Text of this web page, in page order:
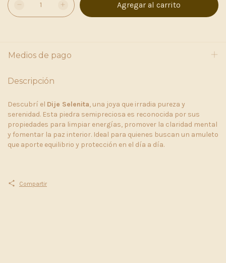
Medios de pago
Descripción
Descubrí el Dije Selenita, una joya que irradia pureza y
serenidad. Esta piedra semipreciosa es reconocida por sus
propiedades para limpiar energías, promover la claridad mental
y fomentar la paz interior. Ideal para quienes buscan un amuleto
que aporte equilibrio y protección en el día a día.
Compartir